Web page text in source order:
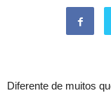
Diferente de muitos